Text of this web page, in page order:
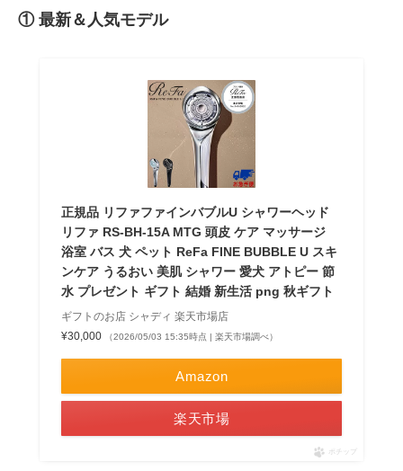
① 最新＆人気モデル
正規品 リファファインバブルU シャワーヘッド
リファ RS-BH-15A MTG 頭皮 ケア マッサージ
浴室 バス 犬 ペット ReFa FINE BUBBLE U スキ
ンケア うるおい 美肌 シャワー 愛犬 アトピー 節
水 プレゼント ギフト 結婚 新生活 png 秋ギフト
ギフトのお店 シャディ 楽天市場店
¥30,000
（2026/05/03 15:35時点 | 楽天市場調べ）
Amazon
楽天市場
ポチップ